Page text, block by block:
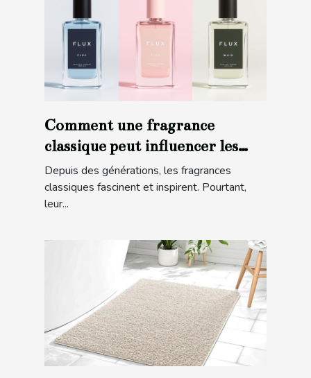
Comment une fragrance
classique peut influencer les
tendances modernes ?
Depuis des générations, les fragrances
classiques fascinent et inspirent. Pourtant,
leur...